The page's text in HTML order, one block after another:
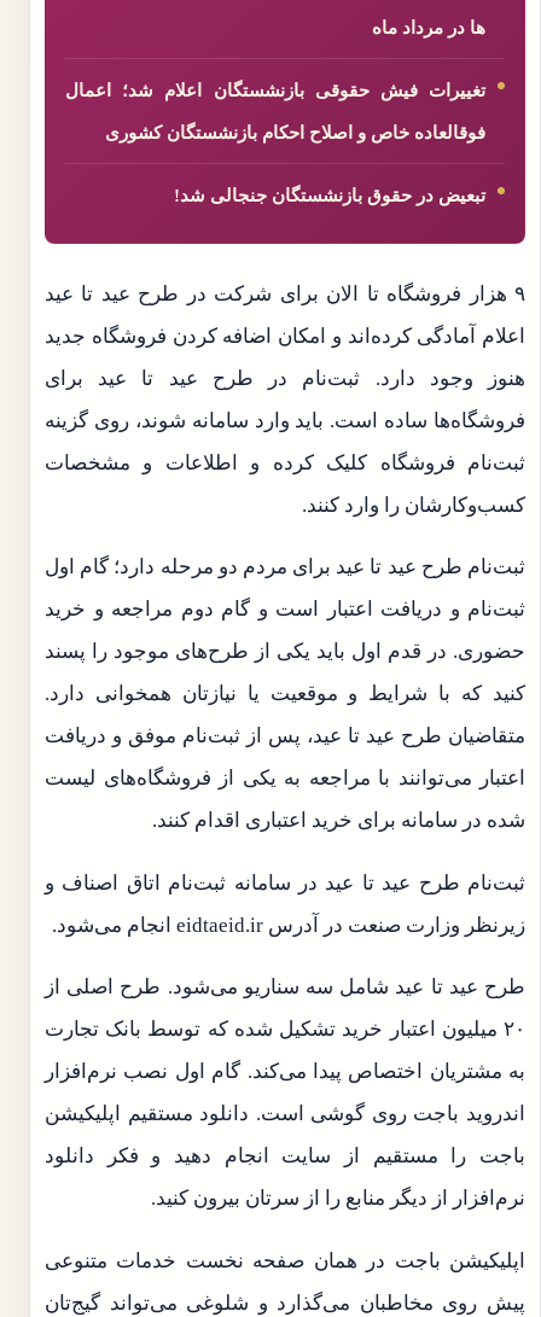
ها در مرداد ماه
تغییرات فیش حقوقی بازنشستگان اعلام شد؛ اعمال
فوقالعاده خاص و اصلاح احکام بازنشستگان کشوری
تبعیض در حقوق بازنشستگان جنجالی شد!
۹ هزار فروشگاه تا الان برای شرکت در طرح عید تا عید
اعلام آمادگی کرده‌ا‌ند و امکان اضافه کردن فروشگاه جدید
هنوز وجود دارد. ثبت‌نام در طرح عید تا عید برای
فروشگاه‌ها ساده است. باید وارد سامانه شوند، روی گزینه
ثبت‌نام فروشگاه کلیک کرده و اطلاعات و مشخصات
کسب‌وکارشان را وارد کنند.
ثبت‌نام طرح عید تا عید برای مردم دو مرحله دارد؛ گام اول
ثبت‌نام و دریافت اعتبار است و گام دوم مراجعه و خرید
حضوری. در قدم اول باید یکی از طرح‌های موجود را پسند
کنید که با شرایط و موقعیت یا نیازتان همخوانی دارد.
متقاضیان طرح عید تا عید، پس از ثبت‌نام موفق و دریافت
اعتبار می‌توانند با مراجعه به یکی از فروشگاه‌های لیست
شده در سامانه برای خرید اعتباری اقدام کنند.
ثبت‌نام طرح عید تا عید در سامانه ثبت‌نام اتاق اصناف و
زیرنظر وزارت صنعت در آدرس eidtaeid.ir انجام می‌شود.
طرح عید تا عید شامل سه سناریو می‌شود. طرح اصلی از
۲۰ میلیون اعتبار خرید تشکیل شده که توسط بانک تجارت
به مشتریان اختصاص پیدا می‌کند. گام اول نصب نرم‌افزار
اندروید باجت روی گوشی است. دانلود مستقیم اپلیکیشن
باجت را مستقیم از سایت انجام دهید و فکر دانلود
نرم‌افزار از دیگر منابع را از سرتان بیرون کنید.
اپلیکیشن باجت در همان صفحه نخست خدمات متنوعی
پیش روی مخاطبان می‌گذارد و شلوغی می‌تواند گیج‌تان